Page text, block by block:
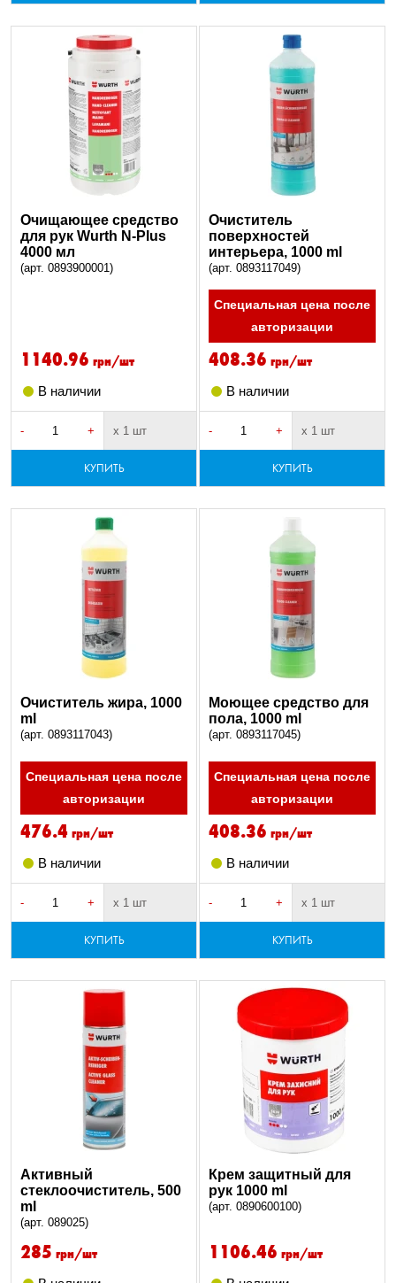
Очищающее средство
для рук Wurth N-Plus
4000 мл
(арт. 0893900001)
1140.96 грн/шт
В наличии
- + х 1 шт
КУПИТЬ
Очиститель
поверхностей
интерьера, 1000 ml
(арт. 0893117049)
Специальная цена после
авторизации
408.36 грн/шт
В наличии
- + х 1 шт
КУПИТЬ
Очиститель жира, 1000
ml
(арт. 0893117043)
Специальная цена после
авторизации
476.4 грн/шт
В наличии
- + х 1 шт
КУПИТЬ
Моющее средство для
пола, 1000 ml
(арт. 0893117045)
Специальная цена после
авторизации
408.36 грн/шт
В наличии
- + х 1 шт
КУПИТЬ
Активный
стеклоочиститель, 500
ml
(арт. 089025)
285 грн/шт
Крем защитный для
рук 1000 ml
(арт. 0890600100)
1106.46 грн/шт